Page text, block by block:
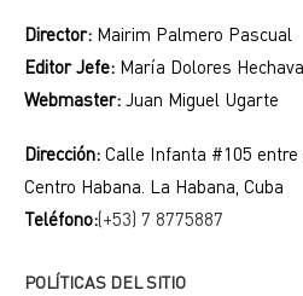
Director: Mairim Palmero Pascual
Editor Jefe: María Dolores
Webmaster: Juan Miguel Ugarte
Dirección: Calle Infanta #105 entre
Centro Habana. La Habana, Cuba
Teléfono:(+53) 7 8775887
POLÍTICAS DEL SITIO